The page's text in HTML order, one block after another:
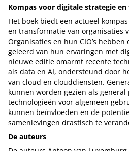
Kompas voor digitale strategie
Het boek biedt een actueel
en transformatie van organisaties
Organisaties en hun CIO’s
geleerd van hun ervaringen met
nieuwe editie omarmt recente
als data en AI, ondersteund door
van cloud en clouddiensten.
kunnen worden gezien als general
technologieën voor algemeen
kunnen beïnvloeden en de
samenlevingen drastisch te
De auteurs